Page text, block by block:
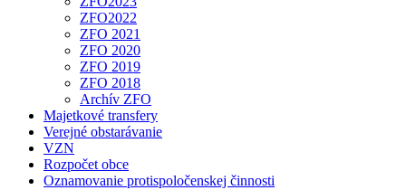
ZFO2022
ZFO 2021
ZFO 2020
ZFO 2019
ZFO 2018
Archív ZFO
Majetkové transfery
Verejné obstarávanie
VZN
Rozpočet obce
Oznamovanie protispoločenskej činnosti